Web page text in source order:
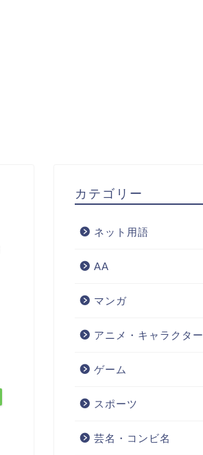
カテゴリー
ネット用語
AA
マンガ
アニメ・キャラクター
ゲーム
スポーツ
芸名・コンビ名